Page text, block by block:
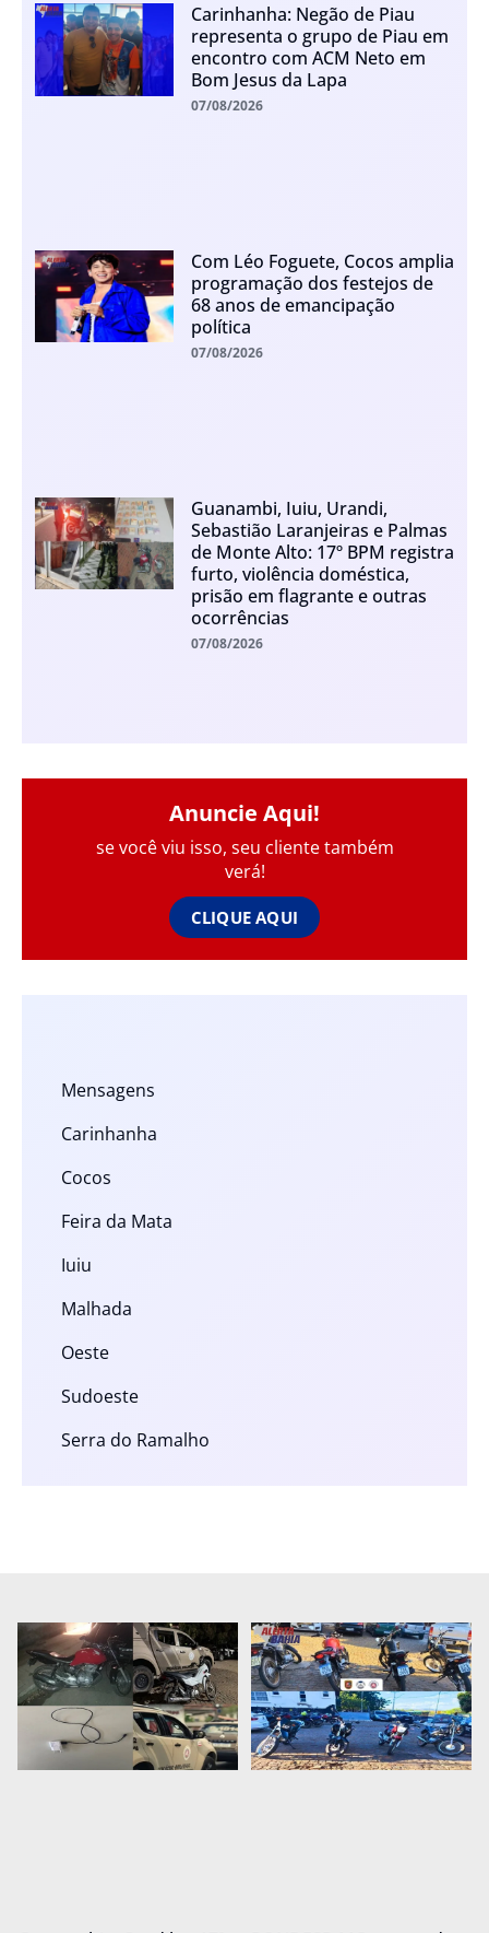
Carinhanha: Negão de Piau
representa o grupo de Piau em
encontro com ACM Neto em
Bom Jesus da Lapa
07/08/2026
Com Léo Foguete, Cocos amplia
programação dos festejos de
68 anos de emancipação
política
07/08/2026
Guanambi, Iuiu, Urandi,
Sebastião Laranjeiras e Palmas
de Monte Alto: 17º BPM registra
furto, violência doméstica,
prisão em flagrante e outras
ocorrências
07/08/2026
Anuncie Aqui!
se você viu isso, seu cliente também
verá!
CLIQUE AQUI
Mensagens
Carinhanha
Cocos
Feira da Mata
Iuiu
Malhada
Oeste
Sudoeste
Serra do Ramalho